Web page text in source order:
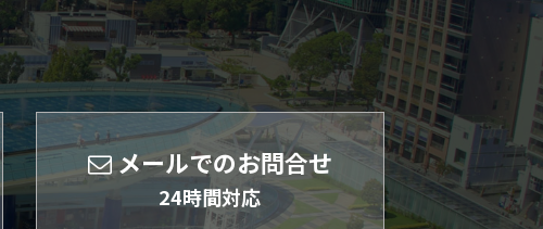
メールでのお問合せ
24時間対応